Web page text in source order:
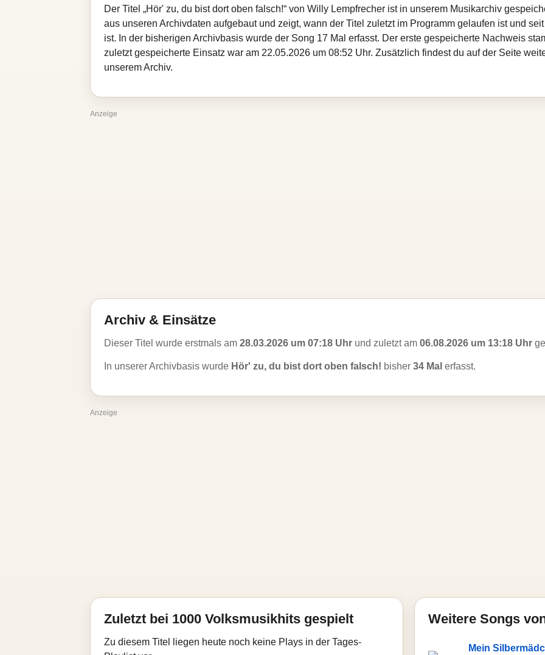
Der Titel „Hör' zu, du bist dort oben falsch!“ von Willy Lempfrecher ist in unserem Musikarchiv
aus unseren Archivdaten aufgebaut und zeigt, wann der Titel zuletzt im Programm gelaufen ist und
ist. In der bisherigen Archivbasis wurde der Song 17 Mal erfasst. Der erste gespeicherte Nachweis
zuletzt gespeicherte Einsatz war am 22.05.2026 um 08:52 Uhr. Zusätzlich findest du auf der Seite
unserem Archiv.
Anzeige
Archiv & Einsätze
Dieser Titel wurde erstmals am 28.03.2026 um 07:18 Uhr und zuletzt am 06.08.2026 um 13:18 Uhr
In unserer Archivbasis wurde Hör' zu, du bist dort oben falsch! bisher 34 Mal erfasst.
Anzeige
Zuletzt bei 1000 Volksmusikhits gespielt
Zu diesem Titel liegen heute noch keine Plays in der Tages-
Weitere Songs
Mein